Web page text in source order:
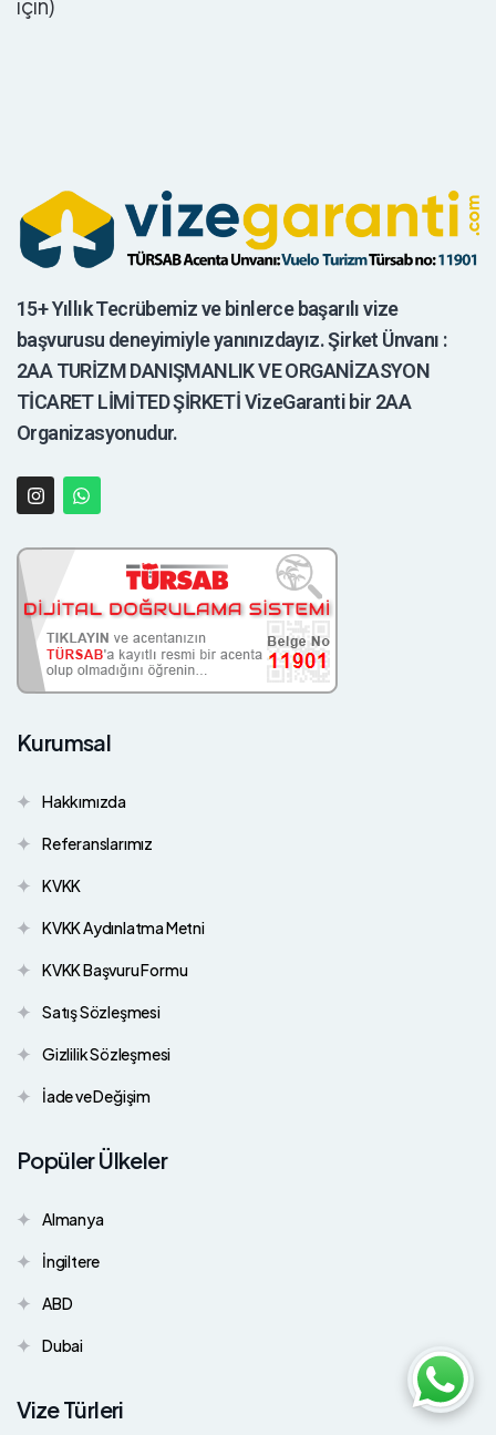
için)
15+ Yıllık Tecrübemiz ve binlerce başarılı vize
başvurusu deneyimiyle yanınızdayız. Şirket Ünvanı :
2AA TURİZM DANIŞMANLIK VE ORGANİZASYON
TİCARET LİMİTED ŞİRKETİ VizeGaranti bir 2AA
Organizasyonudur.
Kurumsal
Hakkımızda
Referanslarımız
KVKK
KVKK Aydınlatma Metni
KVKK Başvuru Formu
Satış Sözleşmesi
Gizlilik Sözleşmesi
İade ve Değişim
Popüler Ülkeler
Almanya
İngiltere
ABD
Dubai
Vize Türleri